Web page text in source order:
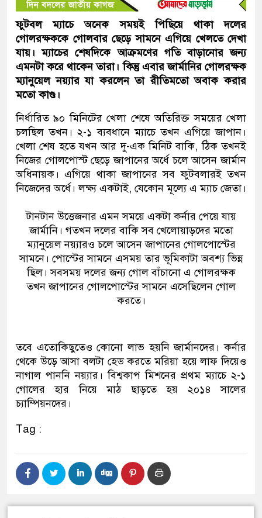
ফুটবল ম্যাচে অনেক সময়ই পিছিয়ে থাকা দলের
গোলরক্ষককে গোলবার ছেড়ে সামনে এগিয়ে খেলতে দেখা
যায়। ম্যাচের শেষদিকে আক্রমণের গতি বাড়ানোর জন্য
এমনটা করে থাকেন তারা। কিন্তু এবার জার্মানির গোলরক্ষক
ম্যানুয়েল নয়্যার যা করলেন তা রীতিমতো অবাক করার
মতো কাণ্ড।
নির্ধারিত ৯০ মিনিটের খেলা শেষে অতিরিক্ত সময়ের খেলা
চলছিল তখন। ২-১ ব্যবধানে ম্যাচে তখন এগিয়ে জাপান।
খেলা শেষ হতে যখন আর দু-এক মিনিট বাকি, ঠিক তখনই
নিজের গোলপোস্ট ছেড়ে জাপানের অর্ধে চলে আসেন জার্মান
অধিনায়ক। এগিয়ে থাকা জাপানের সব ফুটবলারই তখন
নিজেদের অর্ধে। লক্ষ্য একটাই, যেকোন মূল্যে এ ম্যাচ জেতা।
টানটান উত্তেজনার এমন সময়ে একটা কর্নার পেয়ে যায়
জার্মানি। গতখন দলের বাকি সব খেলোয়াড়দের মতো
ম্যানুয়েল নয়্যারও চলে আসেন জাপানের গোলপোস্টের
সামনে। পোস্টের সামনে এসময় তার ভূমিকাটা অবশ্য ভিন্ন
ছিল। সবসময় দলের জন্য গোল বাঁচানো এ গোলরক্ষক
তখন জাপানের গোলপোস্টের সামনে এসেছিলেন গোল
করতে।
তবে এতোকিছুতেও কোনো লাভ হয়নি জার্মানদের। কর্নার
থেকে উড়ে আসা বলটা হেড করতে মরিয়া হয়ে লাফ দিয়েও
নাগাল পাননি নয়্যার। বিশ্বকাপ মিশনের প্রথম ম্যাচে ২-১
গোলের হার নিয়ে মাঠ ছাড়তে হয় ২০১৪ সালের
চ্যাম্পিয়নদের।
Tag :